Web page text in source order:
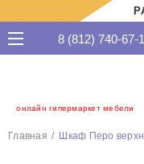
онлайн гипермаркет мебели
8 (812) 740-67-
Главная Шкаф Перо